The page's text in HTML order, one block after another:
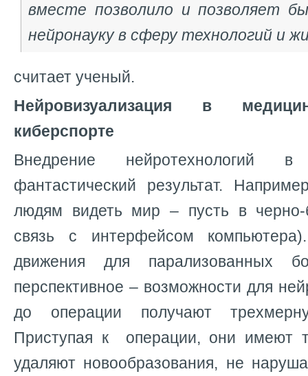
вместе позволило и позволяет
нейронауку в сферу технологий и
считает ученый.
Нейровизуализация в
киберспорте
Внедрение нейротехнологий
фантастический результат.
людям видеть мир – пусть в черно-
связь с интерфейсом
движения для парализованных
перспективное – возможности для
до операции получают
Приступая к операции, они имеют
удаляют новообразования, не